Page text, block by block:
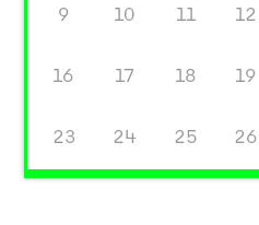
9 10 11 12
16 17 18 19
23 24 25 26